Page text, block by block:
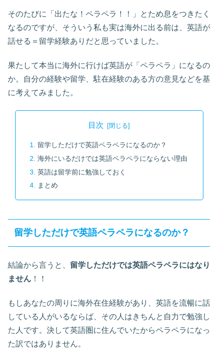
そのたびに「出たな！ペラペラ！！」とため息をつきたく
なるのですが、そういう私も実は海外に出る前は、英語が
話せる＝留学経験ありだと思っていました。
果たして本当に海外に行けば英語が「ペラペラ」になるの
か。自分の経験や留学、駐在経験のある方の意見などを基
に考えてみました。
目次
留学しただけで英語ペラペラになるのか？
海外にいるだけでは英語ペラペラにならない理由
英語は留学前に勉強しておく
まとめ
留学しただけで英語ペラペラになるのか？
結論から言うと、 留学しただけでは英語ペラペラにはなり
ません ！！
もしあなたの周りに海外在住経験があり、英語を流暢に話
している人がいるならば、その人はきちんと自力で勉強し
た人です。決して英語圏に住んでいたからペラペラになっ
た訳ではありません。